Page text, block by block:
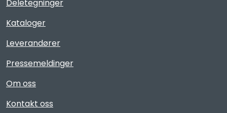
Deletegninger
Kataloger
Leverandører
Pressemeldinger
Om oss
Kontakt oss